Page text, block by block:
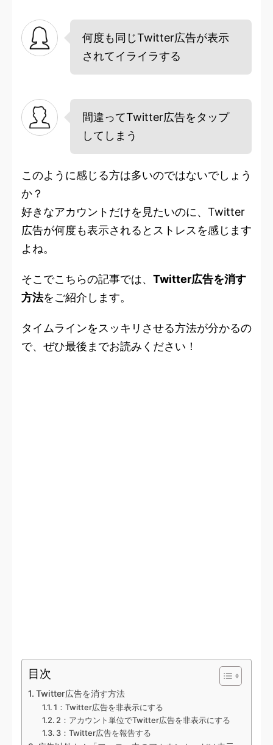
何度も同じTwitter広告が表示
されてイライラする
間違ってTwitter広告をタップ
してしまう
このように感じる方は多いのではないでしょう
か？
好きなアカウントだけを見たいのに、Twitter
広告が何度も表示されるとストレスを感じます
よね。
そこでこちらの記事では、 Twitter広告を消す
方法をご紹介します。
タイムラインをスッキリさせる方法が分かるの
で、ぜひ最後までお読みください！
目次
Twitter広告を消す方法
1：Twitter広告を非表示にする
2：アカウント単位でTwitter広告を非表示にする
3：Twitter広告を報告する